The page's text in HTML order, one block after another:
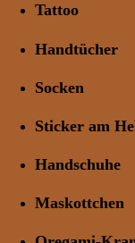
Tattoo
Handtücher
Socken
Sticker am
Handschuhe
Maskottchen